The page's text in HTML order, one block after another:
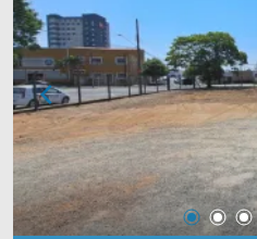
Rosa, em condomínio, o
acesso à Av. Ampélio
Botelho, Rua Fioravante
Kivitz. A região conta
completa, incluindo o
farmácias e praças,
conveniência no dia a dia. Entre em contato com a
equipe da Arbix Imóveis
WhatsApp e Telefone: 19